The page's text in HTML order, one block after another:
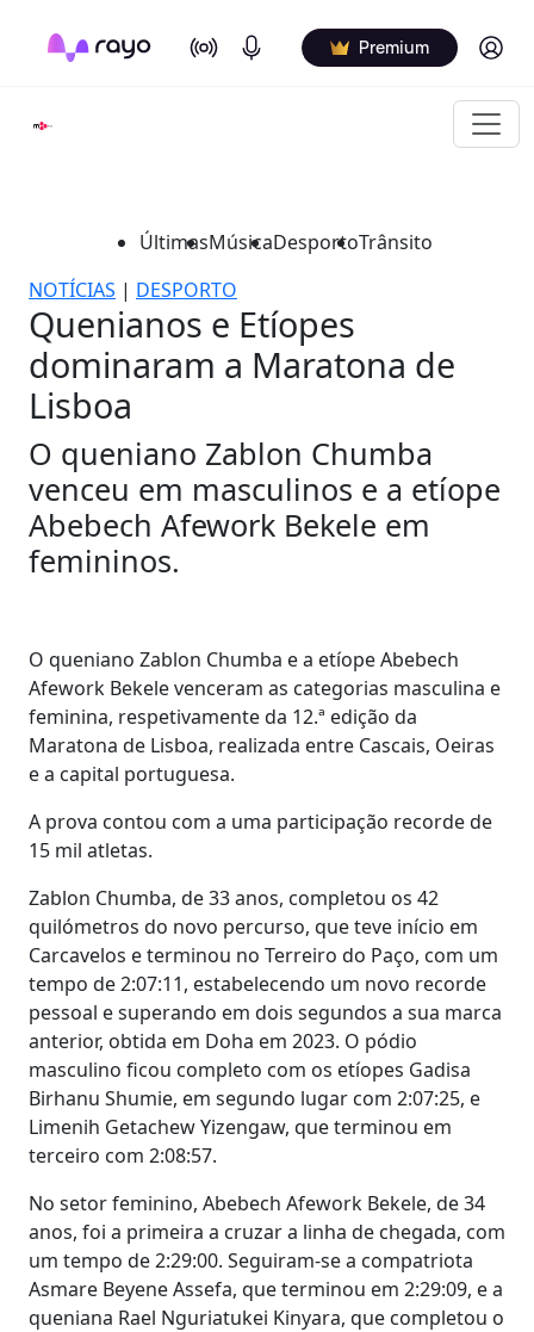
On Air Podcasts Premium Log in
ÚltimasMúsicaDesportoTrânsito
NOTÍCIAS | DESPORTO
Quenianos e Etíopes
dominaram a Maratona de
Lisboa
O queniano Zablon Chumba
venceu em masculinos e a etíope
Abebech Afework Bekele em
femininos.
O queniano Zablon Chumba e a etíope Abebech
Afework Bekele venceram as categorias masculina e
feminina, respetivamente da 12.ª edição da
Maratona de Lisboa, realizada entre Cascais, Oeiras
e a capital portuguesa.
A prova contou com a uma participação recorde de
15 mil atletas.
Zablon Chumba, de 33 anos, completou os 42
quilómetros do novo percurso, que teve início em
Carcavelos e terminou no Terreiro do Paço, com um
tempo de 2:07:11, estabelecendo um novo recorde
pessoal e superando em dois segundos a sua marca
anterior, obtida em Doha em 2023. O pódio
masculino ficou completo com os etíopes Gadisa
Birhanu Shumie, em segundo lugar com 2:07:25, e
Limenih Getachew Yizengaw, que terminou em
terceiro com 2:08:57.
No setor feminino, Abebech Afework Bekele, de 34
anos, foi a primeira a cruzar a linha de chegada, com
um tempo de 2:29:00. Seguiram-se a compatriota
Asmare Beyene Assefa, que terminou em 2:29:09, e a
queniana Rael Nguriatukei Kinyara, que completou o